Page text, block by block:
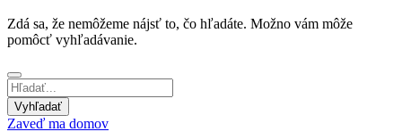
Zdá sa, že nemôžeme nájsť to, čo hľadáte. Možno vám môže
pomôcť vyhľadávanie.
Zaveď ma domov